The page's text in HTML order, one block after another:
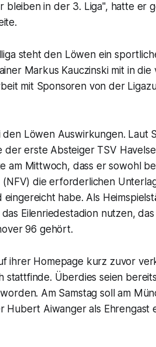
bleiben in der 3. Liga", hatte er
steht den Löwen ein
Markus Kauczinski mit in die
mit Sponsoren von der
Löwen Auswirkungen. Laut
der erste Absteiger TSV
am Mittwoch, dass er sowohl
die erforderlichen
eingereicht habe. Als
Eilenriedestadion nutzen,
96 gehört.
ihrer Homepage kurz zuvor
Überdies seien
Am Samstag soll am
Hubert Aiwanger als Ehrengast